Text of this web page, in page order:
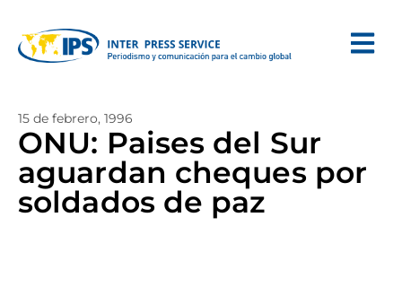
15 de febrero, 1996
ONU: Paises del Sur
aguardan cheques por
soldados de paz